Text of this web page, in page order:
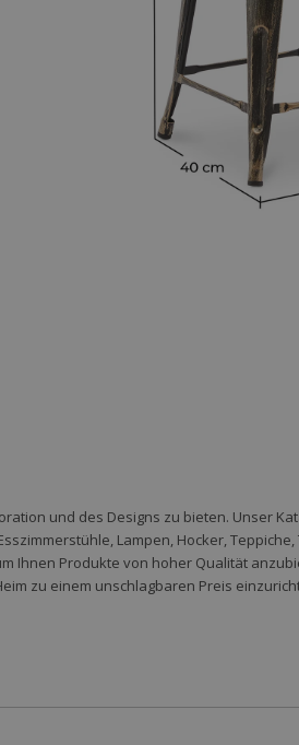
und des Designs zu bieten. Unser
Lampen, Hocker, Teppiche,
Ihnen Produkte von hoher Qualität
zu einem unschlagbaren Preis